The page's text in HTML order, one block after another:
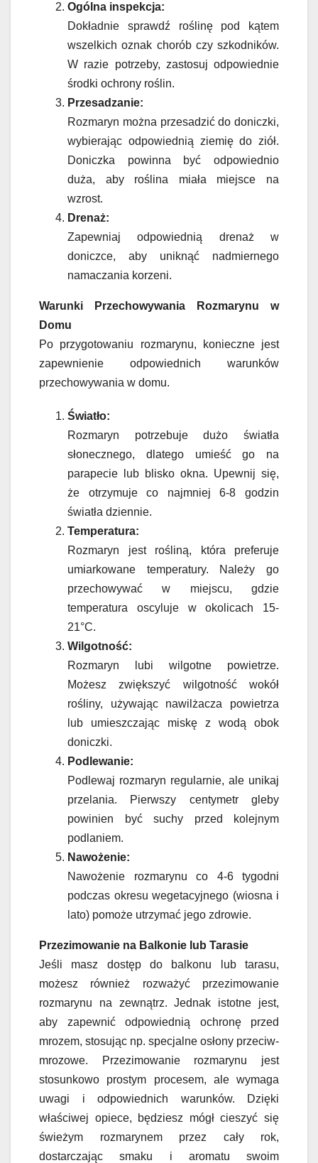
Ogólna inspekcja:
Dokładnie sprawdź roślinę pod kątem
wszelkich oznak chorób czy szkodników.
W razie potrzeby, zastosuj odpowiednie
środki ochrony roślin.
Przesadzanie:
Rozmaryn można przesadzić do doniczki,
wybierając odpowiednią ziemię do ziół.
Doniczka powinna być odpowiednio
duża, aby roślina miała miejsce na
wzrost.
Drenaż:
Zapewniaj odpowiednią drenaż w
doniczce, aby uniknąć nadmiernego
namaczania korzeni.
Warunki Przechowywania Rozmarynu w
Domu
Po przygotowaniu rozmarynu, konieczne jest
zapewnienie odpowiednich warunków
przechowywania w domu.
Światło:
Rozmaryn potrzebuje dużo światła
słonecznego, dlatego umieść go na
parapecie lub blisko okna. Upewnij się,
że otrzymuje co najmniej 6-8 godzin
światła dziennie.
Temperatura:
Rozmaryn jest rośliną, która preferuje
umiarkowane temperatury. Należy go
przechowywać w miejscu, gdzie
temperatura oscyluje w okolicach 15-
21°C.
Wilgotność:
Rozmaryn lubi wilgotne powietrze.
Możesz zwiększyć wilgotność wokół
rośliny, używając nawilżacza powietrza
lub umieszczając miskę z wodą obok
doniczki.
Podlewanie:
Podlewaj rozmaryn regularnie, ale unikaj
przelania. Pierwszy centymetr gleby
powinien być suchy przed kolejnym
podlaniem.
Nawożenie:
Nawożenie rozmarynu co 4-6 tygodni
podczas okresu wegetacyjnego (wiosna i
lato) pomoże utrzymać jego zdrowie.
Przezimowanie na Balkonie lub Tarasie
Jeśli masz dostęp do balkonu lub tarasu,
możesz również rozważyć przezimowanie
rozmarynu na zewnątrz. Jednak istotne jest,
aby zapewnić odpowiednią ochronę przed
mrozem, stosując np. specjalne osłony przeciw-
mrozowe. Przezimowanie rozmarynu jest
stosunkowo prostym procesem, ale wymaga
uwagi i odpowiednich warunków. Dzięki
właściwej opiece, będziesz mógł cieszyć się
świeżym rozmarynem przez cały rok,
dostarczając smaku i aromatu swoim